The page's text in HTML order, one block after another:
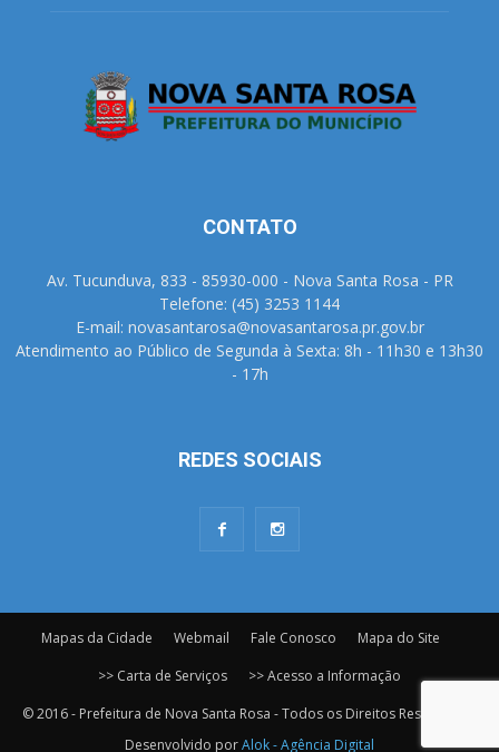
CONTATO
Av. Tucunduva, 833 - 85930-000 - Nova Santa Rosa - PR
Telefone: (45) 3253 1144
E-mail: novasantarosa@novasantarosa.pr.gov.br
Atendimento ao Público de Segunda à Sexta: 8h - 11h30 e 13h30
- 17h
REDES SOCIAIS
Mapas da Cidade Webmail Fale Conosco
Mapa do Site
>> Carta de Serviços
>> Acesso a Informação
© 2016 - Prefeitura de Nova Santa Rosa - Todos os Direitos Reservados.
Desenvolvido porAlok - Agência Digital